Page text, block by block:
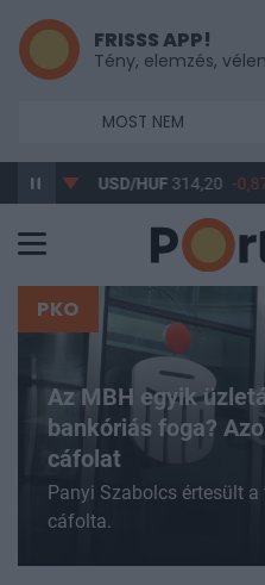
FRISSS APP!
Tény, elemzés,
MOST NEM
USD/HUF314,20 -0,87%
PKO
Az MBH egyik
bankóriás foga?
cáfolat
Panyi Szabolcs értesült
cáfolta.